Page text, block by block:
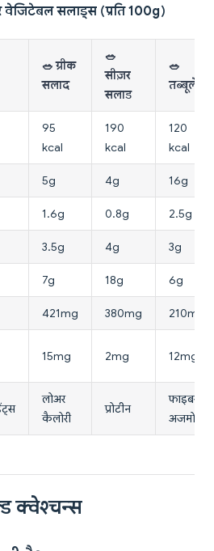
सलाड्स (प्रति 100g)
🥗 ग्रीक
सलाद
🥗
सीज़र
सलाड
🥗
तब्बूलेह
95
kcal
190
kcal
120
kcal
5g 4g 16g
1.6g 0.8g 2.5g
3.5g 4g 3g
7g 18g 6g
421mg 380mg 210mg
15mg 2mg 12mg
लोअर
कैलोरी
प्रोटीन
फाइबर,
अजमोद
क्वेश्चन्स